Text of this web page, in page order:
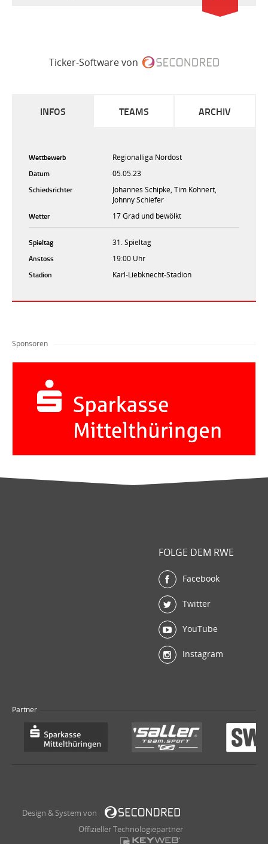
Ticker-Software von
INFOS TEAMS ARCHIV
Wettbewerb
Regionalliga Nordost
Datum
05.05.23
Schiedsrichter
Johannes Schipke, Tim Kohnert,
Johnny Schiefer
Wetter
17 Grad und bewölkt
Spieltag
31. Spieltag
Anstoss
19:00 Uhr
Stadion
Karl-Liebknecht-Stadion
Sponsoren
FOLGE DEM RWE
Facebook
Twitter
YouTube
Instagram
Partner
Design & System von
Offizieller Technologiepartner